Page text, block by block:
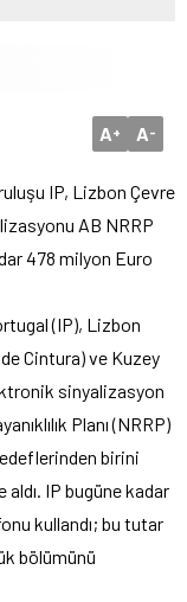
A+ A-
IP, Lizbon Çevre
AB NRRP
478 milyon Euro
(IP), Lizbon
Cintura) ve Kuzey
sinyalizasyon
Planı (NRRP)
birini
IP bugüne kadar
kullandı; bu tutar
bölümünü